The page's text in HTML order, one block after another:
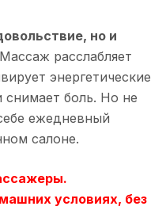
но и
Массаж расслабляет
энергетические
снимает боль. Но не
ежедневный
салоне.
.
условиях, без